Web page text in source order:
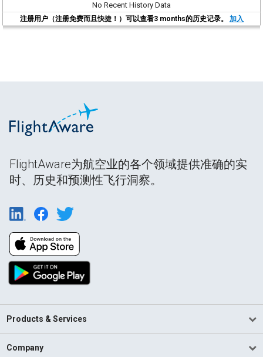
No Recent History Data
注册用户（注册免费而且快捷！）可以查看3 months的历史记录。 加入
FlightAware为航空业的各个领域提供准确的实
时、历史和预测性飞行洞察。
Products & Services
Company